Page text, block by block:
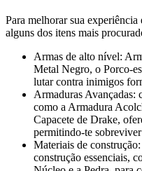
Para melhorar sua
alguns dos itens mais
Armas de alto nível:
Metal Negro, o Porco-
lutar contra inimigos
Armaduras Avançadas:
como a Armadura
Capacete de Drake,
permitindo-te
Materiais de
construção essenciais,